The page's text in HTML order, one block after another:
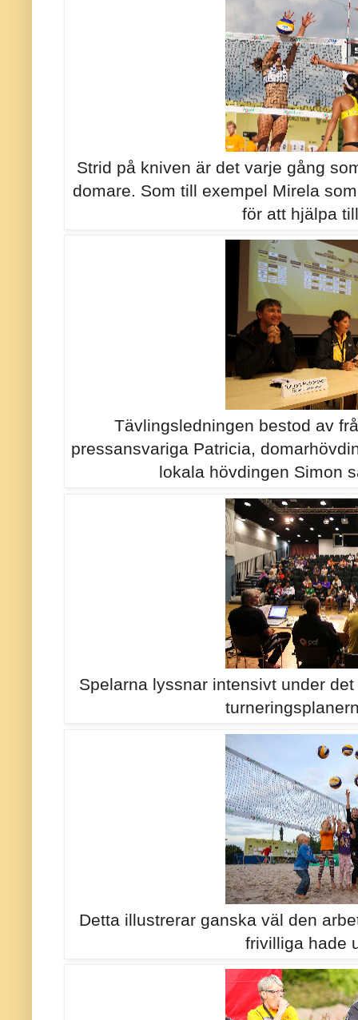
Strid på kniven är det varje gång
domare. Som till exempel Mirela
för att hjälpa
Tävlingsledningen bestod av
pressansvariga Patricia,
lokala hövdingen Simon
Spelarna lyssnar intensivt under
Detta illustrerar ganska väl den
frivilliga hade